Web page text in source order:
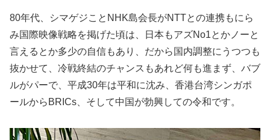
80年代、シマゲジことNHK島会長がNTTとの連携もにら
み国際映像戦略を掲げた頃は、日本もアズNo1とかノーと
言えるとか多少の自信もあり、だから国内調整にうつつも
抜かせて、冷戦終結のチャンスもあれど何も進まず、バブ
ルがパーで、平成30年は平和に沈み、香港台湾シンガポ
ールからBRICs、そして中国が勃興しての令和です。